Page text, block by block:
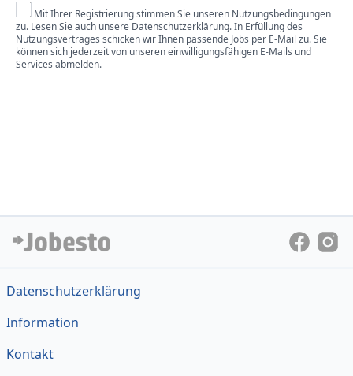
Mit Ihrer Registrierung stimmen Sie unseren Nutzungsbedingungen
zu. Lesen Sie auch unsere Datenschutzerklärung. In Erfüllung des
Nutzungsvertrages schicken wir Ihnen passende Jobs per E-Mail zu. Sie
können sich jederzeit von unseren einwilligungsfähigen E-Mails und
Services abmelden.
Datenschutzerklärung
Information
Kontakt